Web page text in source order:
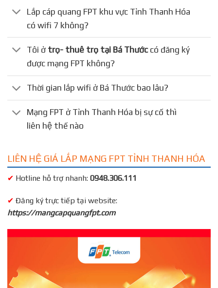
Lắp cáp quang FPT khu vực Tỉnh Thanh Hóa
có wifi 7 không?
Tôi ở trọ- thuê trọ tại Bá Thướccó đăng ký
được mạng FPT không?
Thời gian lắp wifi ở Bá Thước bao lâu?
Mạng FPT ở Tỉnh Thanh Hóa bị sự cố thì
liên hệ thế nào
LIÊN HỆ GIÁ LẮP MẠNG FPT TỈNH THANH HÓA
✔ Hotline hỗ trợ nhanh: 0948.306.111
✔ Đăng ký trực tiếp tại website:
https://mangcapquangfpt.com